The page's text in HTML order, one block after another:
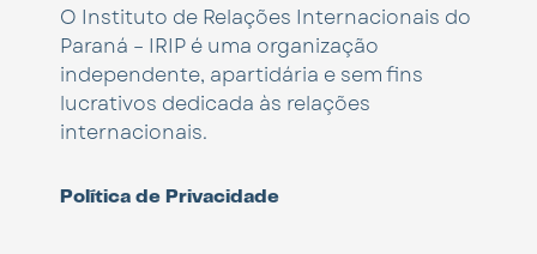
O Instituto de Relações Internacionais do
Paraná – IRIP é uma organização
independente, apartidária e sem fins
lucrativos dedicada às relações
internacionais.
Política de Privacidade